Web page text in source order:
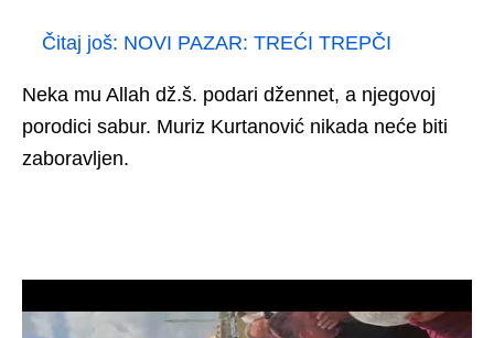
Čitaj još: NOVI PAZAR: TREĆI TREPČI
Neka mu Allah dž.š. podari džennet, a njegovoj
porodici sabur. Muriz Kurtanović nikada neće biti
zaboravljen.